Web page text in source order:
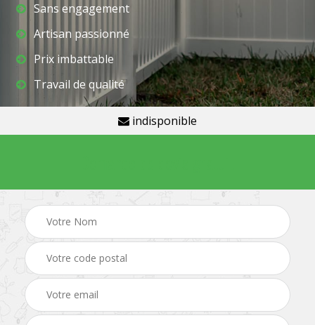
Sans engagement
Artisan passionné
Prix imbattable
Travail de qualité
indisponible